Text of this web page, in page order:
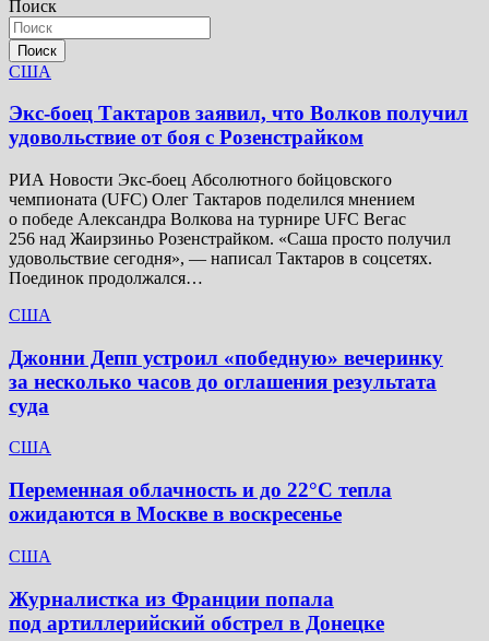
Поиск
Поиск
США
Экс-боец Тактаров заявил, что Волков получил
удовольствие от боя с Розенстрайком
РИА Новости Экс-боец Абсолютного бойцовского
чемпионата (UFC) Олег Тактаров поделился мнением
о победе Александра Волкова на турнире UFC Вегас
256 над Жаирзиньо Розенстрайком. «Саша просто получил
удовольствие сегодня», — написал Тактаров в соцсетях.
Поединок продолжался…
США
Джонни Депп устроил «победную» вечеринку
за несколько часов до оглашения результата
суда
США
Переменная облачность и до 22°C тепла
ожидаются в Москве в воскресенье
США
Журналистка из Франции попала
под артиллерийский обстрел в Донецке